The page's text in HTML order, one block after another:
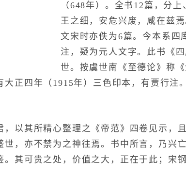
（648年）。全书12篇，分
王之细，安危兴废，咸在兹
文宋时亦佚为6篇。今本系四
注，疑为元人文字。此书《
世。按虞世南《至德论》称
大正四年（1915年）三色印本，有贾行注。
其所精心整理之《帝范》四卷见示，
世，亦不禁为之神往焉。书中所言，乃兴
。其可贵之处，价值之大，正在于此；宋